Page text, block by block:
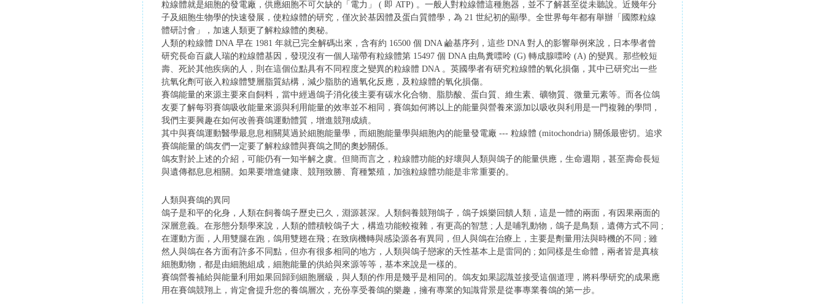
粒線體就是細胞的發電廠，供應細胞不可欠缺的「電力」 ( 即 ATP) 。一般人對粒線體這種胞器，並不了解甚至從未聽說。近幾年分
子及細胞生物學的快速發展，使粒線體的研究，僅次於基因體及蛋白質體學，為 21 世紀初的顯學。全世界每年都有舉辦「國際粒線
體研討會」，加速人類更了解粒線體的奧秘。
人類的粒線體 DNA 早在 1981 年就已完全解碼出來，含有約 16500 個 DNA 鹼基序列，這些 DNA 對人的影響舉例來說，日本學者曾
研究長命百歲人瑞的粒線體基因，發現沒有一個人瑞帶有粒線體第 15497 個 DNA 由鳥糞嘌呤 (G) 轉成腺嘌呤 (A) 的變異。那些較短
壽、死於其他疾病的人，則在這個位點具有不同程度之變異的粒線體 DNA 。英國學者有研究粒線體的氧化損傷，其中已研究出一些
抗氧化劑可嵌入粒線體雙層脂質結構，減少脂肪的過氧化反應，及粒線體的氧化損傷。
賽鴿能量的來源主要來自飼料，當中經過鴿子消化後主要有碳水化合物、脂肪酸、蛋白質、維生素、礦物質、微量元素等。而各位鴿
友要了解每羽賽鴿吸收能量來源與利用能量的效率並不相同，賽鴿如何將以上的能量與營養來源加以吸收與利用是一門複雜的學問，
我們主要興趣在如何改善賽鴿運動體質，增進競翔成績。
其中與賽鴿運動醫學最息息相關莫過於細胞能量學，而細胞能量學與細胞內的能量發電廠 --- 粒線體 (mitochondria) 關係最密切。追求
賽鴿能量的鴿友們一定要了解粒線體與賽鴿之間的奧妙關係。
鴿友對於上述的介紹，可能仍有一知半解之虞。但簡而言之，粒線體功能的好壞與人類與鴿子的能量供應，生命週期，甚至壽命長短
與遺傳都息息相關。如果要增進健康、競翔致勝、育種繁殖，加強粒線體功能是非常重要的。
人類與賽鴿的異同
鴿子是和平的化身，人類在飼養鴿子歷史已久，淵源甚深。人類飼養競翔鴿子，鴿子娛樂回饋人類，這是一體的兩面，有因果兩面的
深層意義。在形態分類學來說，人類的體積較鴿子大，構造功能較複雜，有更高的智慧 ; 人是哺乳動物，鴿子是鳥類，遺傳方式不同 ;
在運動方面，人用雙腿在跑，鴿用雙翅在飛 ; 在致病機轉與感染源各有異同，但人與鴿在治療上，主要是劑量用法與時機的不同 ; 雖
然人與鴿在各方面有許多不同點，但亦有很多相同的地方，人類與鴿子戀家的天性基本上是雷同的 ; 如同樣是生命體，兩者皆是真核
細胞動物，都是由細胞組成，細胞能量的供給與來源等等，基本來說是一樣的。
賽鴿營養補給與能量利用如果回歸到細胞層級，與人類的作用是幾乎是相同的。鴿友如果認識並接受這個道理，將科學研究的成果應
用在賽鴿競翔上，肯定會提升您的養鴿層次，充份享受養鴿的樂趣，擁有專業的知識背景是從事專業養鴿的第一步。